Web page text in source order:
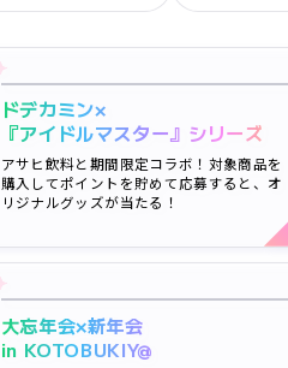
ドデカミン×
『アイドルマスター』シリーズ
アサヒ飲料と期間限定コラボ！対象商品を
購入してポイントを貯めて応募すると、オ
リジナルグッズが当たる！
大忘年会×新年会
in KOTOBUKIY@